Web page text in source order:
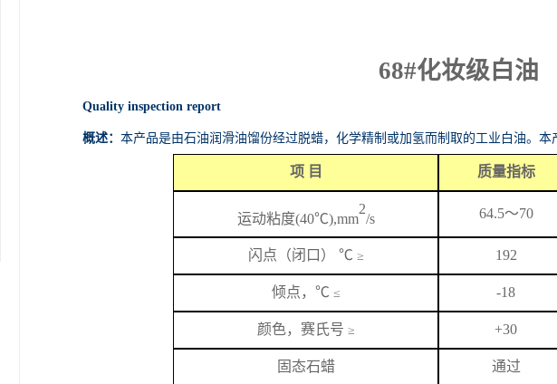
68#化妆级白油
Quality inspection report
概述： 本产品是由石油润滑油馏份经过脱蜡，化学精制或加氢而制取的工业白油。本
项 目 质量指标
运动粘度(40℃),mm
2
/s 64.5～70
闪 点 （闭口） ℃ ≥ 192
倾点， ℃ ≤ -18
颜色，赛氏号 ≥ +30
固态石蜡 通过